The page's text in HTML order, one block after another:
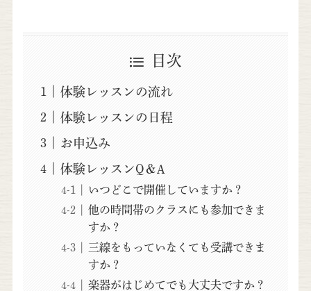
目次
体験レッスンの流れ
体験レッスンの日程
お申込み
体験レッスンQ＆A
いつどこで開催していますか？
他の時間帯のクラスにも参加できま
すか？
三線をもっていなくても受講できま
すか？
楽器がはじめてでも大丈夫ですか？